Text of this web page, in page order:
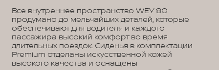
Все внутреннее пространство WEY 80
продумано до мельчайших деталей, которые
обеспечивают для водителя и каждого
пассажира высокий комфорт во время
длительных поездок. Сиденья в комплектации
Premium отделаны искусственной кожей
высокого качества и оснащены